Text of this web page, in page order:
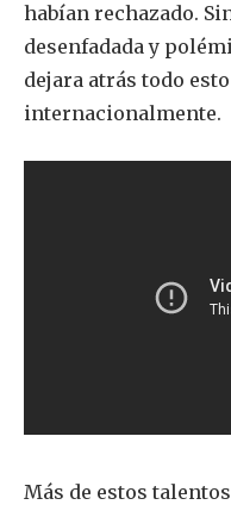
habían rechazado.
desenfadada y
dejara atrás todo
internacionalmente.
Más de estos